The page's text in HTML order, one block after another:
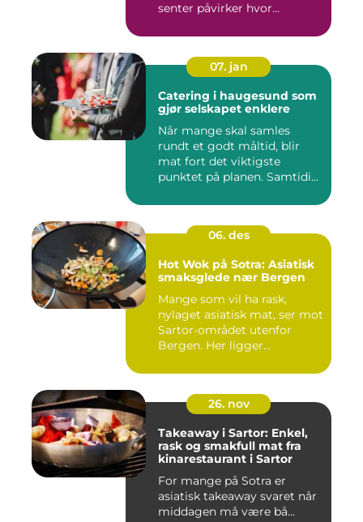
senter påvirker hvor...
07. jan
Catering i haugesund som
gjør selskapet enklere
Når mange skal samles
rundt et godt måltid, blir
mat fort det viktigste
punktet på planen. Samtidig
06. des
Hot Wok på Sotra: Asiatisk
smaksglede nær Bergen
Mange som vil ha rask,
nylaget asiatisk mat, ser mot
Sartor-området utenfor
Bergen. Her ligger...
26. nov
Takeaway i Sartor: Enkel,
rask og smakfull mat fra
kinarestaurant i Sartor
For mange på Sotra er
asiatisk takeaway svaret når
middagen må være bå...